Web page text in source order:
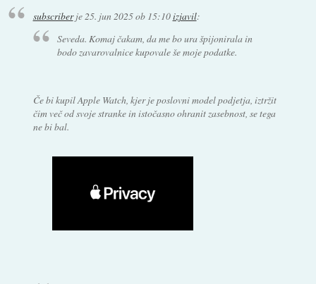
subscriberje 25. jun 2025 ob 15:10izjavil:
Seveda. Komaj čakam, da me bo ura špijonirala in
bodo zavarovalnice kupovale še moje podatke.
Če bi kupil Apple Watch, kjer je poslovni model podjetja, iztržit
čim več od svoje stranke in istočasno ohranit zasebnost, se tega
ne bi bal.